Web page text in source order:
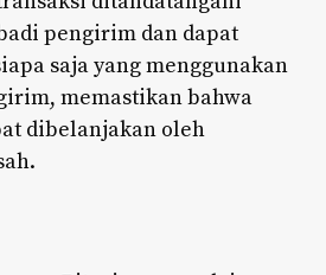
pengirim dan dapat
saja yang menggunakan
memastikan bahwa
dibelanjakan oleh